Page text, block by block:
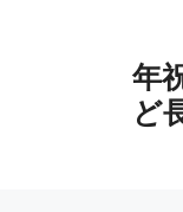
年
ど